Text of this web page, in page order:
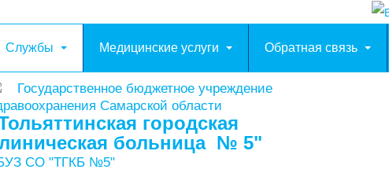
Службы Медицинские услуги Обратная связь
Государственное бюджетное учреждение
Самарской области
городская
больница № 5"
СО "ТГКБ №5"